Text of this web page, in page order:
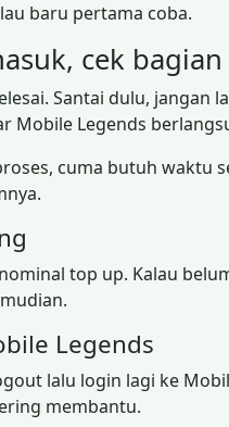
baru pertama coba.
cek
Santai dulu, jangan
Mobile Legends
cuma butuh waktu
top up. Kalau
Legends
lalu login lagi ke
membantu.